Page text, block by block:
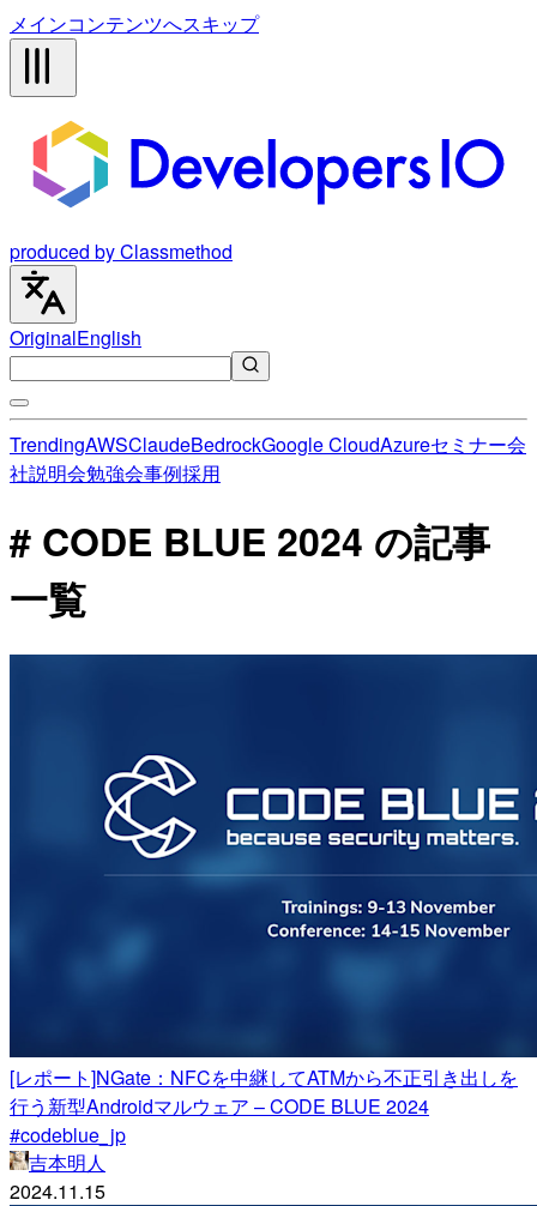
メインコンテンツへスキップ
produced by Classmethod
OriginalEnglish
TrendingAWSClaudeBedrockGoogle CloudAzureセミナー会
社説明会勉強会事例採用
# CODE BLUE 2024 の記事
一覧
[レポート]NGate：NFCを中継してATMから不正引き出しを
行う新型Androidマルウェア – CODE BLUE 2024
#codeblue_jp
吉本明人
2024.11.15